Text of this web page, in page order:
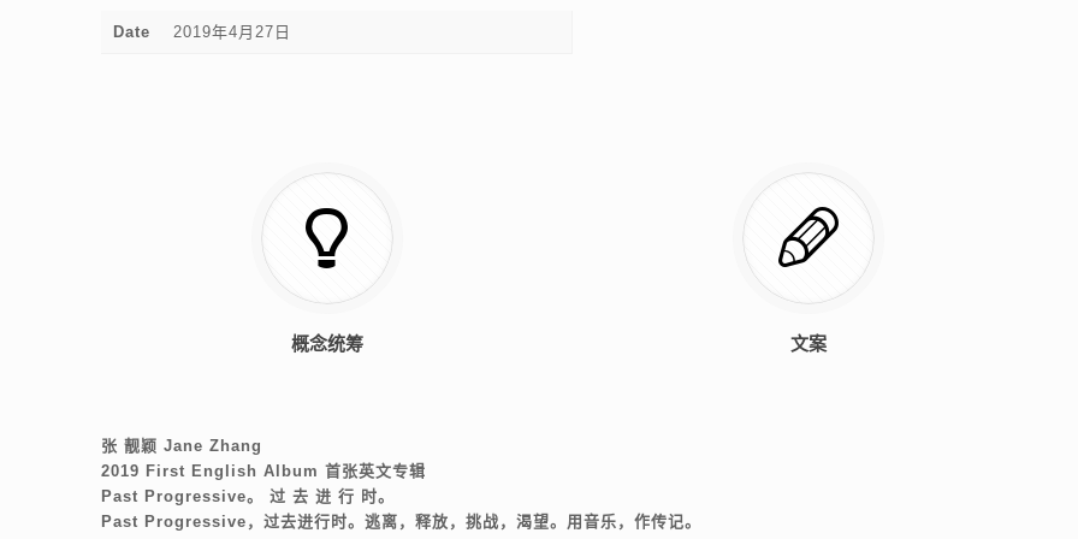
Date 2019年4月27日
概念统筹 文案
张 靓颖 Jane Zhang
2019 First English Album 首张英文专辑
Past Progressive。 过 去 进 行 时。
Past Progressive，过去进行时。逃离，释放，挑战，渴望。用音乐，作传记。